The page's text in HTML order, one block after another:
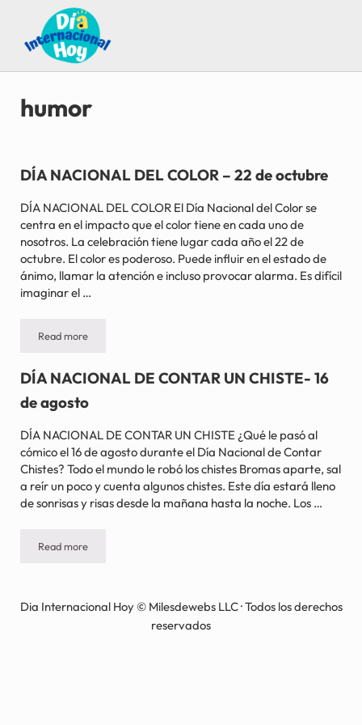
Saltar al contenido principal
Skip to after header navigation
Skip to site footer
Día Internacional Hoy
Guía para saber qué día internacional es hoy
humor
DÍA NACIONAL DEL COLOR – 22 de octubre
DÍA NACIONAL DEL COLOR El Día Nacional del Color se
centra en el impacto que el color tiene en cada uno de
nosotros. La celebración tiene lugar cada año el 22 de
octubre. El color es poderoso. Puede influir en el estado de
ánimo, llamar la atención e incluso provocar alarma. Es difícil
imaginar el …
Read moreDÍA NACIONAL DEL COLOR – 22 de octubre
DÍA NACIONAL DE CONTAR UN CHISTE- 16
de agosto
DÍA NACIONAL DE CONTAR UN CHISTE ¿Qué le pasó al
cómico el 16 de agosto durante el Día Nacional de Contar
Chistes? Todo el mundo le robó los chistes Bromas aparte, sal
a reír un poco y cuenta algunos chistes. Este día estará lleno
de sonrisas y risas desde la mañana hasta la noche. Los …
Read moreDÍA NACIONAL DE CONTAR UN CHISTE- 16 de agosto
Dia Internacional Hoy © Milesdewebs LLC · Todos los derechos
reservados